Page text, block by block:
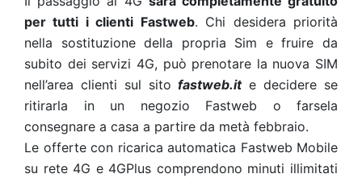
per tutti i clienti Fastweb. Chi desidera priorità
nella sostituzione della propria Sim e fruire da
subito dei servizi 4G, può prenotare la nuova SIM
nell’area clienti sul sitofastweb.ite decidere se
ritirarla in un negozio Fastweb o farsela
consegnare a casa a partire da metà febbraio.
Le offerte con ricarica automatica Fastweb Mobile
su rete 4G e 4GPlus comprendono minuti illimitati